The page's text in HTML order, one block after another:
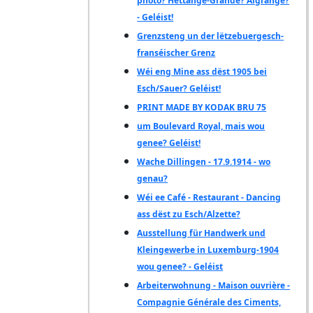
- Geléist!
Grenzsteng un der lëtzebuergesch-
franséischer Grenz
Wéi eng Mine ass dëst 1905 bei
Esch/Sauer? Geléist!
PRINT MADE BY KODAK BRU 75
um Boulevard Royal, mais wou
genee? Geléist!
Wache Dillingen - 17.9.1914 - wo
genau?
Wéi ee Café - Restaurant - Dancing
ass dëst zu Esch/Alzette?
Ausstellung für Handwerk und
Kleingewerbe in Luxemburg-1904
wou genee? - Geléist
Arbeiterwohnung - Maison ouvrière -
Compagnie Générale des Ciments,